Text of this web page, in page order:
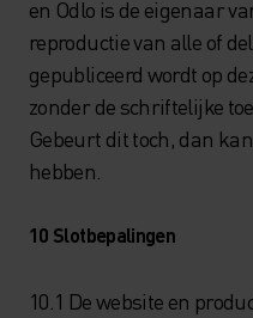
en Odlo is de eigenaar
reproductie van alle of
gepubliceerd wordt op
zonder de schriftelijke
Gebeurt dit toch, dan
hebben.
10 Slotbepalingen
10.1 De website en